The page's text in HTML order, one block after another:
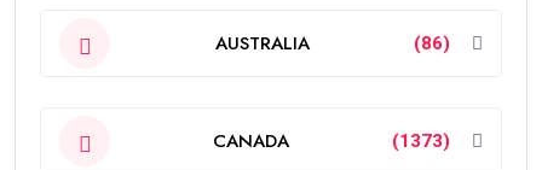
AUSTRALIA (86)
CANADA (1373)